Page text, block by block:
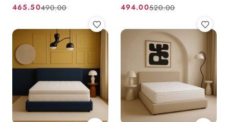
Cena
465.50
Cena
promocją:
490.00
Cena
494.00
Cena
promocją:
520.00